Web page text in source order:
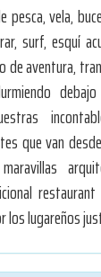
vela,
surf, esquí
de aventura,
que van
los lugareños